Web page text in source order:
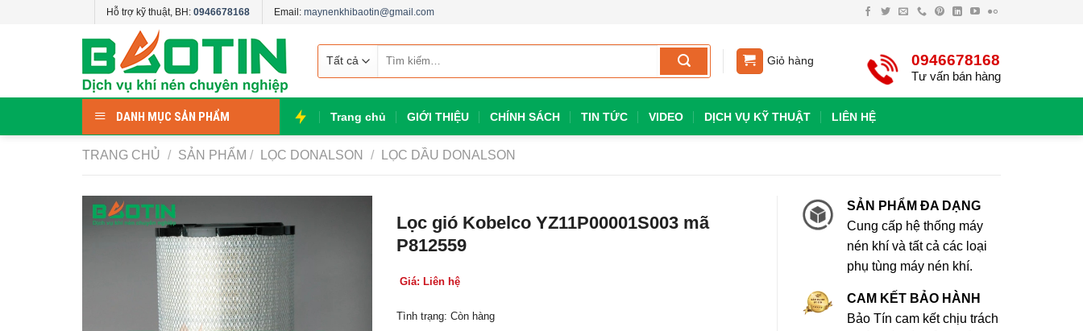
Hỗ trợ kỹ thuật, BH: 0946678168 Email: maynenkhibaotin@gmail.com
kiếm:
Giỏ hàng 0946678168
Tư vấn bán hàng
DANH MỤC SẢN PHẨM Trang chủ GIỚI THIỆU CHÍNH SÁCH TIN TỨC VIDEO DỊCH VỤ KỸ THUẬT LIÊN HỆ
TRANG CHỦ / SẢN PHẨM / LỌC DONALSON / LỌC DẦU DONALSON
Lọc gió Kobelco YZ11P00001S003 mã
P812559
Giá: Liên hệ
Tình trạng: Còn hàng
SẢN PHẨM ĐA DẠNG
Cung cấp hệ thống máy
nén khí và tất cả các loại
phụ tùng máy nén khí.
CAM KẾT BẢO HÀNH
Bảo Tín cam kết chịu trách